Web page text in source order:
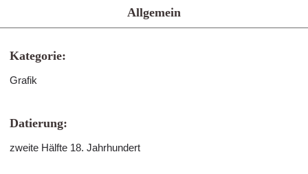
Allgemein
Kategorie:
Grafik
Datierung:
zweite Hälfte 18. Jahrhundert